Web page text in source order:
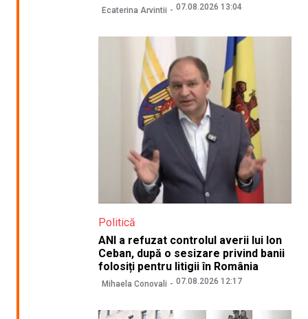
Ecaterina Arvintii 07.08.2026 13:04
Politică
ANI a refuzat controlul averii lui Ion
Ceban, după o sesizare privind banii
folosiți pentru litigii în România
Mihaela Conovali 07.08.2026 12:17